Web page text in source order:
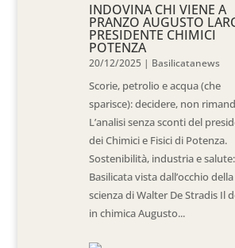
INDOVINA CHI VIENE A
PRANZO AUGUSTO
PRESIDENTE CHIMICI
POTENZA
20/12/2025 | Basilicatanews
Scorie, petrolio e acqua (che
sparisce): decidere, non
L’analisi senza sconti del
dei Chimici e Fisici di Potenza.
Sostenibilità, industria e
Basilicata vista dall’occhio della
scienza di Walter De Stradis Il
in chimica Augusto...